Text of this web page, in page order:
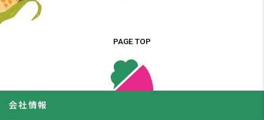
PAGE TOP
会社情報